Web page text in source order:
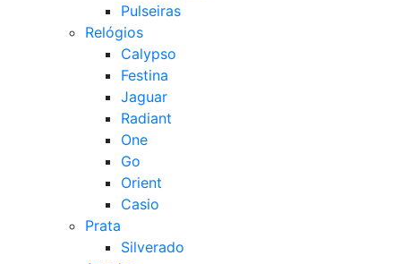
Pulseiras
Relógios
Calypso
Festina
Jaguar
Radiant
One
Go
Orient
Casio
Prata
Silverado